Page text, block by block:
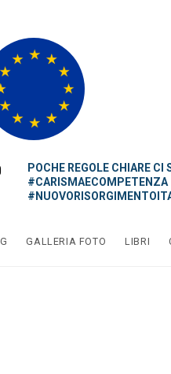
POCHE REGOLE CHIARE CI
#CARISMAECOMPETENZA
GALLERIA FOTO LIBRI